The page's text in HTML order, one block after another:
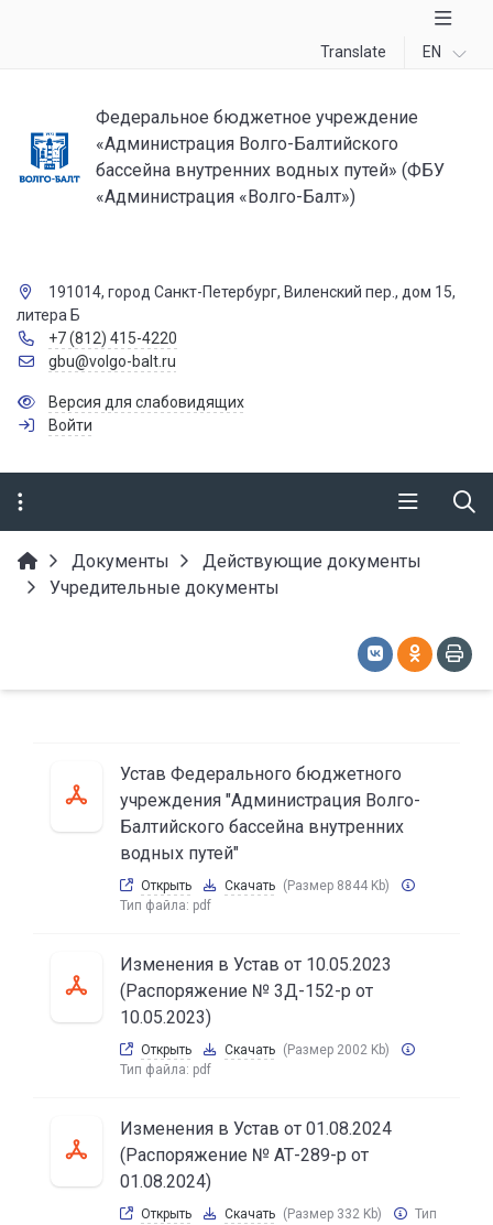
Translate EN
Федеральное бюджетное учреждение
«Администрация Волго-Балтийского
бассейна внутренних водных путей» (ФБУ
«Администрация «Волго-Балт»)
191014, город Санкт-Петербург, Виленский пер., дом 15,
литера Б
+7 (812) 415-4220
gbu@volgo-balt.ru
Версия для слабовидящих
Войти
Документы
Действующие документы
Учредительные документы
Устав Федерального бюджетного
учреждения "Администрация Волго-
Балтийского бассейна внутренних
водных путей"
Открыть Скачать (Размер 8844 Kb)
Тип файла: pdf
Изменения в Устав от 10.05.2023
(Распоряжение № 3Д-152-р от
10.05.2023)
Открыть Скачать (Размер 2002 Kb)
Тип файла: pdf
Изменения в Устав от 01.08.2024
(Распоряжение № АТ-289-р от
01.08.2024)
Открыть Скачать (Размер 332 Kb)
Тип